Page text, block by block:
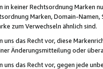
in keiner Rechtsordnung Marken
Marken, Domain-
zum Verwechseln ähnlich sind.
uns das Recht vor, diese
Änderungsmitteilung oder
uns das Recht vor, gegen jede